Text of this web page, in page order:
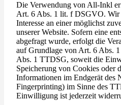
Die Verwendung von All-Inkl
Art. 6 Abs. 1 lit. f DSGVO. Wir
Interesse an einer möglichst
unserer Website. Sofern eine
abgefragt wurde, erfolgt die
auf Grundlage von Art. 6 Abs.
Abs. 1 TTDSG, soweit die
Speicherung von Cookies oder
Informationen im Endgerät des
Fingerprinting) im Sinne des
Einwilligung ist jederzeit